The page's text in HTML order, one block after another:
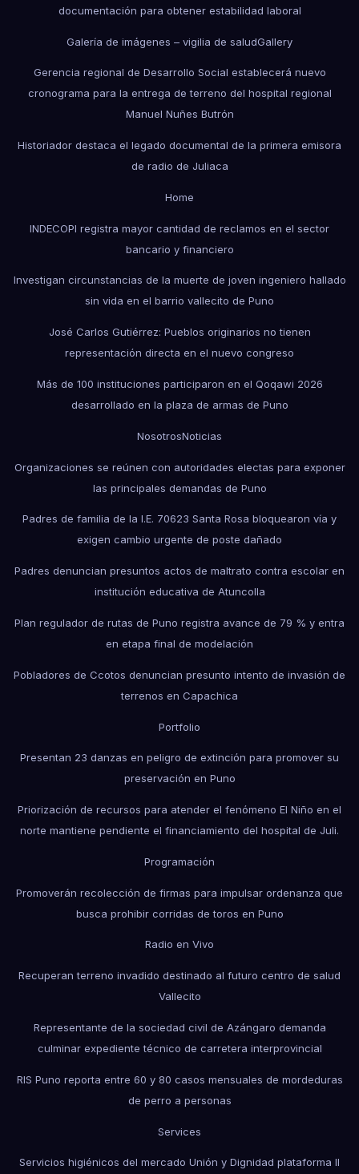
documentación para obtener estabilidad laboral
Galería de imágenes – vigilia de saludGallery
Gerencia regional de Desarrollo Social establecerá nuevo
cronograma para la entrega de terreno del hospital regional
Manuel Nuñes Butrón
Historiador destaca el legado documental de la primera emisora
de radio de Juliaca
Home
INDECOPI registra mayor cantidad de reclamos en el sector
bancario y financiero
Investigan circunstancias de la muerte de joven ingeniero hallado
sin vida en el barrio vallecito de Puno
José Carlos Gutiérrez: Pueblos originarios no tienen
representación directa en el nuevo congreso
Más de 100 instituciones participaron en el Qoqawi 2026
desarrollado en la plaza de armas de Puno
NosotrosNoticias
Organizaciones se reúnen con autoridades electas para exponer
las principales demandas de Puno
Padres de familia de la I.E. 70623 Santa Rosa bloquearon vía y
exigen cambio urgente de poste dañado
Padres denuncian presuntos actos de maltrato contra escolar en
institución educativa de Atuncolla
Plan regulador de rutas de Puno registra avance de 79 % y entra
en etapa final de modelación
Pobladores de Ccotos denuncian presunto intento de invasión de
terrenos en Capachica
Portfolio
Presentan 23 danzas en peligro de extinción para promover su
preservación en Puno
Priorización de recursos para atender el fenómeno El Niño en el
norte mantiene pendiente el financiamiento del hospital de Juli.
Programación
Promoverán recolección de firmas para impulsar ordenanza que
busca prohibir corridas de toros en Puno
Radio en Vivo
Recuperan terreno invadido destinado al futuro centro de salud
Vallecito
Representante de la sociedad civil de Azángaro demanda
culminar expediente técnico de carretera interprovincial
RIS Puno reporta entre 60 y 80 casos mensuales de mordeduras
de perro a personas
Services
Servicios higiénicos del mercado Unión y Dignidad plataforma II